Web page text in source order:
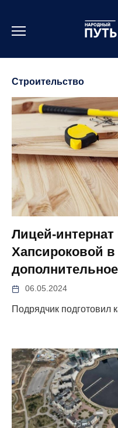
содержанию
Строительство
Лицей-
Хапсироковой
06.05.2024
Подрядчик подготовил